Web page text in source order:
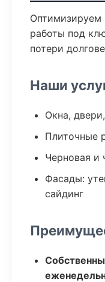
Оптимизируем
работы под
потери
Наши
Окна,
Плиточные
Черновая и
Фасады:
сайдинг